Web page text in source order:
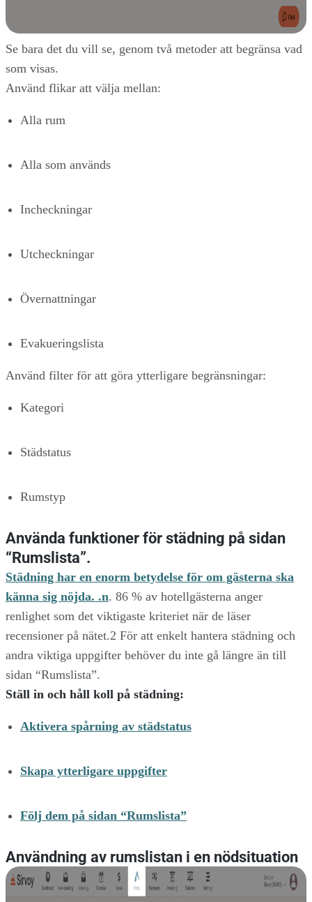
Se bara det du vill se, genom två metoder att begränsa vad
som visas.
Använd flikar att välja mellan:
Alla rum
Alla som används
Incheckningar
Utcheckningar
Övernattningar
Evakueringslista
Använd filter för att göra ytterligare begränsningar:
Kategori
Städstatus
Rumstyp
Använda funktioner för städning på sidan
“Rumslista”.
Städning har en enorm betydelse för om gästerna ska
känna sig nöjda. .n. 86 % av hotellgästerna anger
renlighet som det viktigaste kriteriet när de läser
recensioner på nätet.2 För att enkelt hantera städning och
andra viktiga uppgifter behöver du inte gå längre än till
sidan “Rumslista”.
Ställ in och håll koll på städning:
Aktivera spårning av städstatus
Skapa ytterligare uppgifter
Följ dem på sidan “Rumslista”
Användning av rumslistan i en nödsituation